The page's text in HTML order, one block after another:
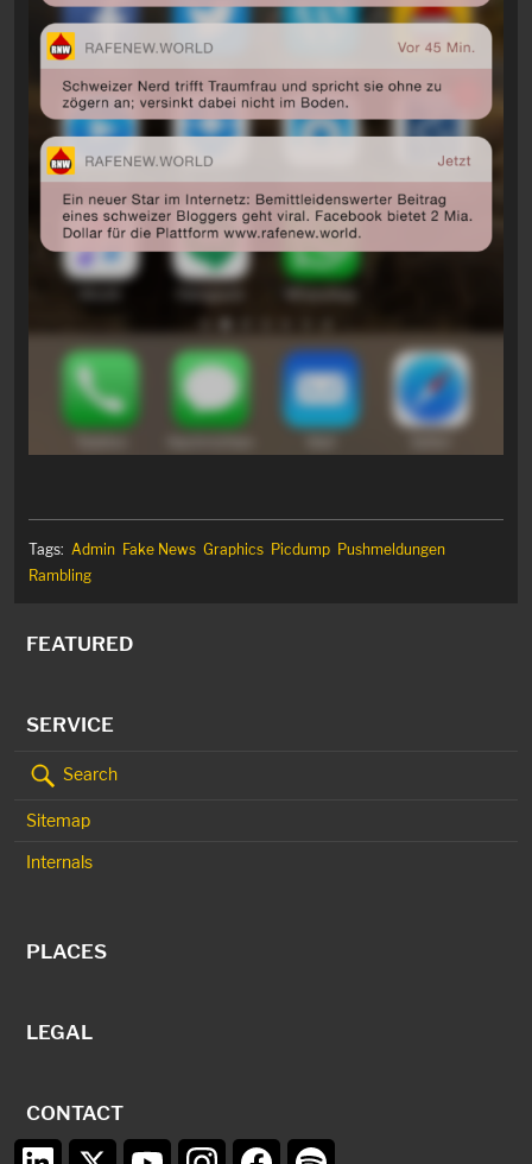
Tags: Admin Fake News Graphics Picdump Pushmeldungen
Rambling
FEATURED
SERVICE
Search
Sitemap
Internals
PLACES
LEGAL
CONTACT